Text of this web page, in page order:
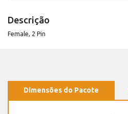
Descrição
Female, 2 Pin
Dimensões do Pacote